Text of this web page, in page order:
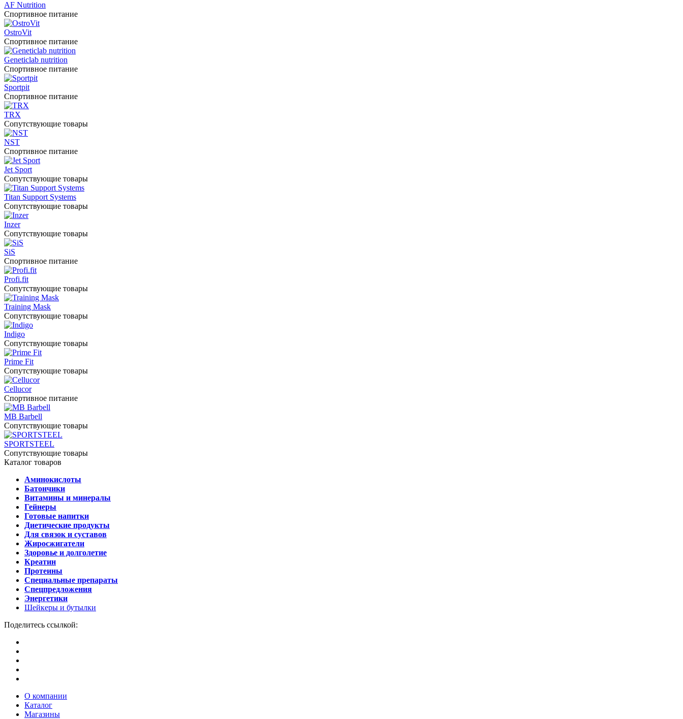
AF Nutrition
Спортивное питание
OstroVit
Спортивное питание
Geneticlab nutrition
Спортивное питание
Sportpit
Спортивное питание
TRX
Сопутствующие товары
NST
Спортивное питание
Jet Sport
Сопутствующие товары
Titan Support Systems
Сопутствующие товары
Inzer
Сопутствующие товары
SiS
Спортивное питание
Profi.fit
Сопутствующие товары
Training Mask
Сопутствующие товары
Indigo
Сопутствующие товары
Prime Fit
Сопутствующие товары
Cellucor
Спортивное питание
MB Barbell
Сопутствующие товары
SPORTSTEEL
Сопутствующие товары
Каталог товаров
Аминокислоты
Батончики
Витамины и минералы
Гейнеры
Готовые напитки
Диетические продукты
Для связок и суставов
Жиросжигатели
Здоровье и долголетие
Креатин
Протеины
Специальные препараты
Спецпредложения
Энергетики
Шейкеры и бутылки
Поделитесь ссылкой:
О компании
Каталог
Магазины